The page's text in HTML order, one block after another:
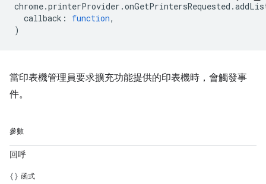
chrome.printerProvider .onGetPrintersRequested .
callback : function,
)
當印表機管理員要求擴充功能提供的印表機時，會觸發事
件。
參數
回呼
函式